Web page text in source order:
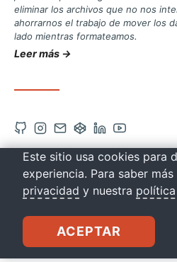
eliminar los archivos que no nos
ahorrarnos el trabajo de mover los
lado mientras formateamos.
Leer más →
Abrir
cuenta
de
Github
en
una
nueva
Abrir
cuenta
de
Instagram
en
Contacto
vía
correo
Abrir
cuenta
de
Codepen
en
una
Abrir
cuenta
de
Linkedin
una
Abrir
cuenta
de
Youtube
una
drkbugs
Este sitio usa cookies para
experiencia. Para saber más
privacidad y nuestra
ACEPTAR